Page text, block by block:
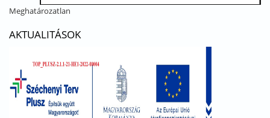
Meghatározatlan
AKTUALITÁSOK